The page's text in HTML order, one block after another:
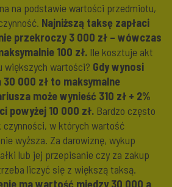
na podstawie wartości przedmiotu,
Najniższą taksę zapłaci
przekroczy 3 000 zł – wówczas
100 zł. Ile kosztuje akt
większych wartości? Gdy wynosi
30 000 zł to maksymalne
może wynieść 310 zł + 2%
powyżej 10 000 zł. Bardzo często
czynności, w których wartość
wyższa. Za darowiznę, wykup
lub jej przepisanie czy za zakup
liczyć się z większą taksą.
ma wartość między 30 000 a